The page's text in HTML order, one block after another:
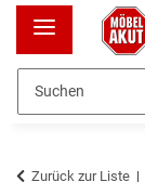
Zurück zur Liste